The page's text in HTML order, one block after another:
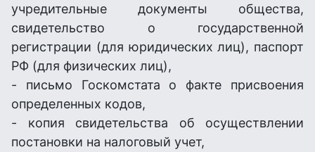
учредительные документы общества,
свидетельство о государственной
регистрации (для юридических лиц), паспорт
РФ (для физических лиц),
- письмо Госкомстата о факте присвоения
определенных кодов,
- копия свидетельства об осуществлении
постановки на налоговый учет,